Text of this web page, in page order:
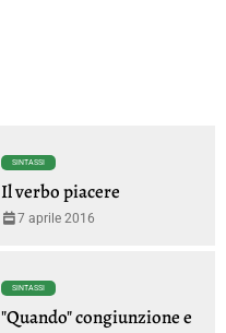
SINTASSI
Il verbo piacere
7 aprile 2016
SINTASSI
"Quando" congiunzione e